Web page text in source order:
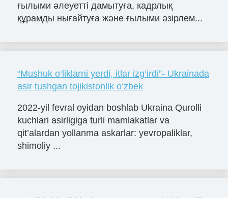
ғылыми әлеуетті дамытуға, кадрлық
құрамды нығайтуға және ғылыми әзірлем...
“Mushuk o‘liklarni yerdi, itlar izg‘irdi”- Ukrainada
asir tushgan tojikistonlik o‘zbek
2022-yil fevral oyidan boshlab Ukraina Qurolli
kuchlari asirligiga turli mamlakatlar va
qit’alardan yollanma askarlar: yevropaliklar,
shimoliy ...